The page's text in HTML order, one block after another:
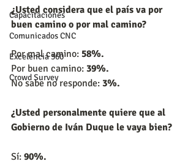
Capacitaciones
Comunicados CNC
Excelencia 360
Crowd Survey
¿Usted considera que el país va por
buen camino o por mal camino?
Por mal camino: 58%.
Por buen camino: 39%.
No sabe no responde: 3%.
¿Usted personalmente quiere que al
Gobierno de Iván Duque le vaya bien?
Sí: 90%.